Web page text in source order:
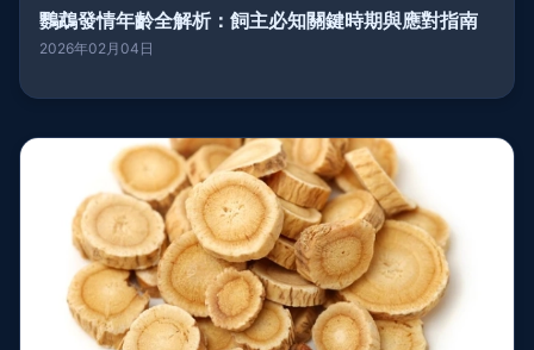
鸚鵡發情年齡全解析：飼主必知關鍵時期與應對指南
2026年02月04日